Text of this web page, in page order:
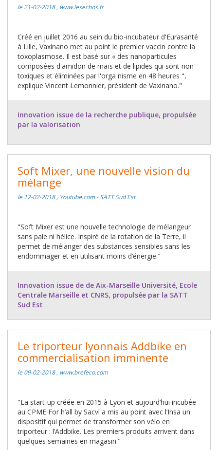
le 21-02-2018 , www.lesechos.fr
Créé en juillet 2016 au sein du bio-incubateur d'Eurasanté
à Lille, Vaxinano met au point le premier vaccin contre la
toxoplasmose. Il est basé sur « des nanoparticules
composées d'amidon de maïs et de lipides qui sont non
toxiques et éliminées par l'orga nisme en 48 heures ",
explique Vincent Lemonnier, président de Vaxinano."
Innovation issue de la recherche publique, propulsée
par la valorisation
Soft Mixer, une nouvelle vision du
mélange
le 12-02-2018 , Youtube.com - SATT Sud Est
"Soft Mixer est une nouvelle technologie de mélangeur
sans pale ni hélice. Inspiré de la rotation de la Terre, il
permet de mélanger des substances sensibles sans les
endommager et en utilisant moins d’énergie."
Innovation issue de de Aix-Marseille Université, Ecole
Centrale Marseille et CNRS, propulsée par la SATT
Sud Est
Le triporteur lyonnais Addbike en
commercialisation imminente
le 09-02-2018 , www.brefeco.com
"La start-up créée en 2015 à Lyon et aujourd’hui incubée
au CPME For h’all by Sacvl a mis au point avec l’Insa un
dispositif qui permet de transformer son vélo en
triporteur : l’Addbike. Les premiers produits arrivent dans
quelques semaines en magasin."